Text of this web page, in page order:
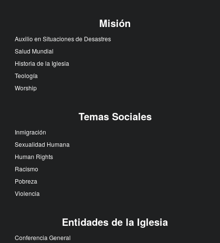
Misión
Auxilio en Situaciones de Desastres
Salud Mundial
Historia de la Iglesia
Teología
Worship
Temas Sociales
Inmigración
Sexualidad Humana
Human Rights
Racismo
Pobreza
Violencia
Entidades de la Iglesia
Conferencia General